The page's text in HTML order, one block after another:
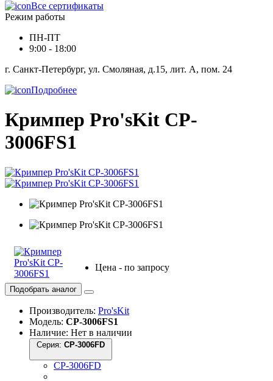
Все сертификаты
Режим работы
ПН-ПТ
9:00 - 18:00
г. Санкт-Петербург, ул. Смоляная, д.15, лит. А, пом. 24
Подробнее
Кримпер Pro'sKit CP-
3006FS1
Цена - по запросу
Подобрать аналог
Производитель: Pro'sKit
Модель: CP-3006FS1
Наличие: Нет в наличии
Серия:
CP-3006FD